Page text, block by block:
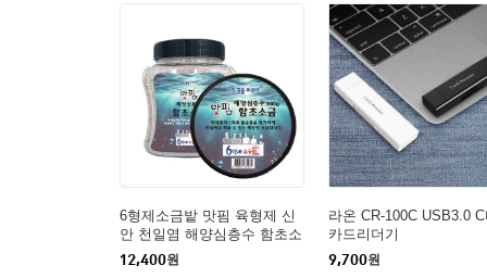
6형제소금밭 맛핌 육형제 신
안 천일염 해양심층수 함초소
금 900g
12,400원
라온 CR-100C USB3.0
카드리더기
9,700원